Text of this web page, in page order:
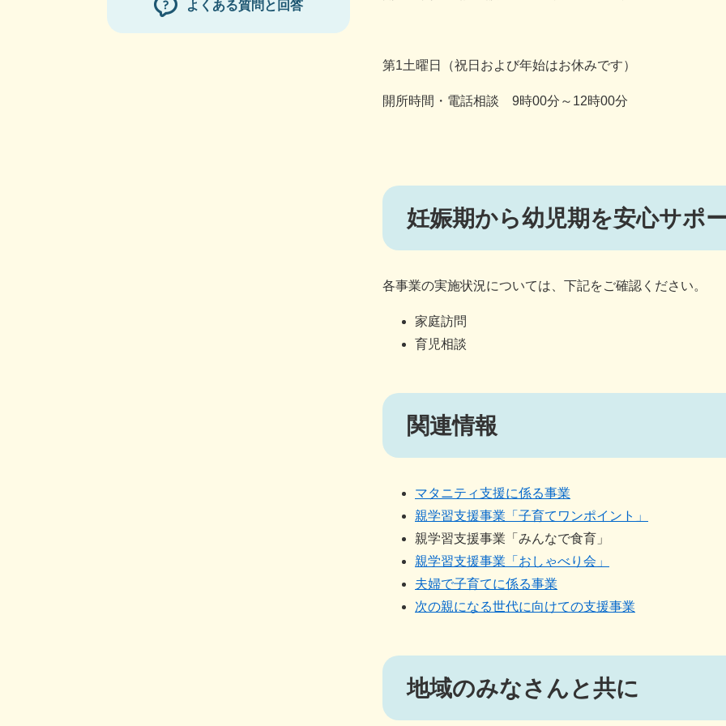
第1土曜日（祝日および年始はお休みです）
開所時間・電話相談 9時00分～12時00分
妊娠期から幼児期を安心サポ
​各事業の実施状況については、下記をご確認ください。
家庭訪問
育児相談
関連情報
マタニティ支援に係る事業
親学習支援事業「子育てワンポイント」
親学習支援事業「みんなで食育」
親学習支援事業「おしゃべり会」
夫婦で子育てに係る事業
次の親になる世代に向けての支援事業
地域のみなさんと共に
よくある質問と回答